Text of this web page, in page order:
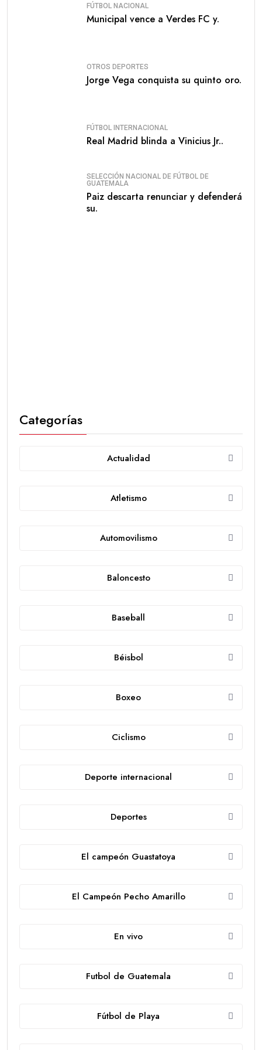
FÚTBOL NACIONAL
Municipal vence a Verdes FC y.
OTROS DEPORTES
Jorge Vega conquista su quinto oro.
FÚTBOL INTERNACIONAL
Real Madrid blinda a Vinicius Jr..
SELECCIÓN NACIONAL DE FÚTBOL DE
GUATEMALA
Paiz descarta renunciar y defenderá
su.
Categorías
Actualidad
Atletismo
Automovilismo
Baloncesto
Baseball
Béisbol
Boxeo
Ciclismo
Deporte internacional
Deportes
El campeón Guastatoya
El Campeón Pecho Amarillo
En vivo
Futbol de Guatemala
Fútbol de Playa